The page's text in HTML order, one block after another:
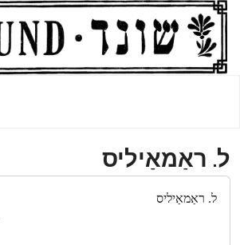
ל. ראַמאַיליס
ל. ראַמאַיליס